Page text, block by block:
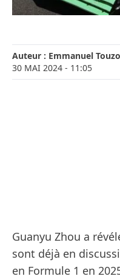
Auteur : Emmanuel
30 MAI 2024 - 11:05
Guanyu Zhou a
sont déjà en
en Formule 1 en